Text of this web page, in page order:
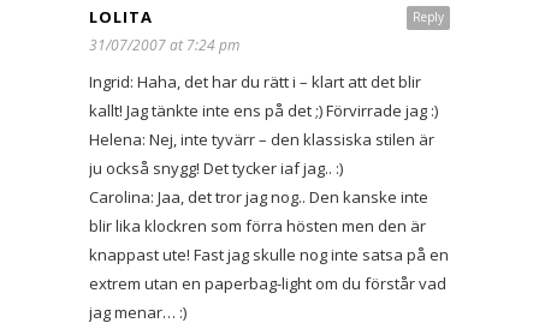
Reply
LOLITA
31/07/2007 at 7:24 pm
Ingrid: Haha, det har du rätt i – klart att det blir
kallt! Jag tänkte inte ens på det ;) Förvirrade jag :)
Helena: Nej, inte tyvärr – den klassiska stilen är
ju också snygg! Det tycker iaf jag.. :)
Carolina: Jaa, det tror jag nog.. Den kanske inte
blir lika klockren som förra hösten men den är
knappast ute! Fast jag skulle nog inte satsa på en
extrem utan en paperbag-light om du förstår vad
jag menar… :)